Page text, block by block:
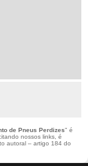
de Pneus Perdizes" é
nossos links, é
autoral – artigo 184 do